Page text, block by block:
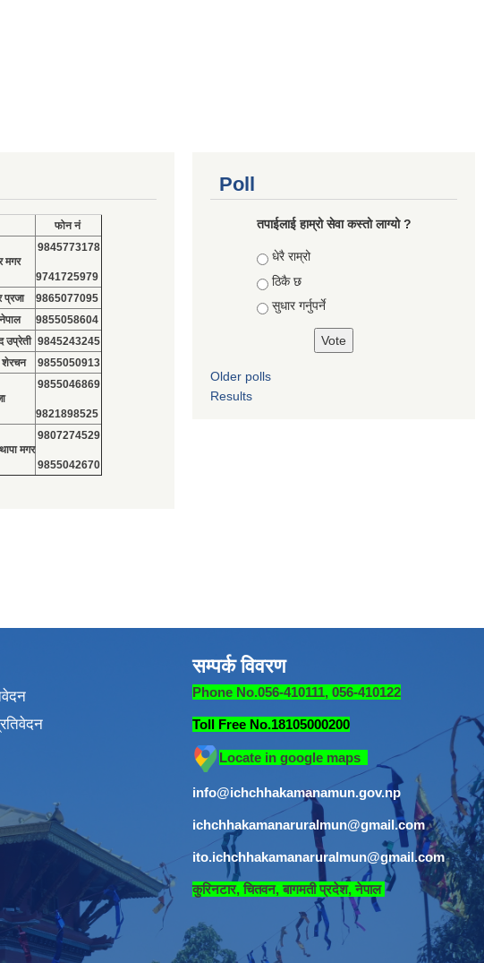
फोन नं
मगर
9845773178
9741725979
प्रजा
9865077095
9855058604
उप्रेती 9845243245
शेरचन 9855050913
9855046869
9821898525
मगर
9807274529
9855042670
Poll
तपाईलाई हाम्रो सेवा कस्तो लाग्यो ?
Choices
धेरै राम्रो
ठिकै छ
सुधार गर्नुपर्ने
Older polls
Results
सम्पर्क विवरण
Phone No.056-410111, 056-410122
Toll Free No.18105000200
Locate in google maps
info@ichchhakamanamun.gov.np
ichchhakamanaruralmun@gmail.com
ito.ichchhakamanaruralmun@gmail.com​
कुरिनटार, चितवन, बागमती प्रदेश, नेपाल